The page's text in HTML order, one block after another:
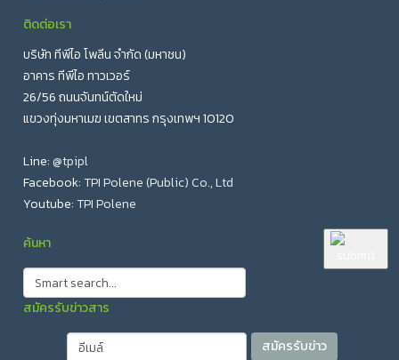
ติดต่อเรา
บริษัท ทีพีไอ โพลีน จำกัด (มหาชน)
อาคาร ทีพีไอ ทาวเวอร์
26/56 ถนนจันทน์ตัดใหม่
แขวงทุ่งมหาเมฆ เขตสาทร กรุงเทพฯ 10120
Line:@tpipl
Facebook:TPI Polene (Public) Co., Ltd
Youtube:TPI Polene
ค้นหา
สมัครรับข่าวสาร